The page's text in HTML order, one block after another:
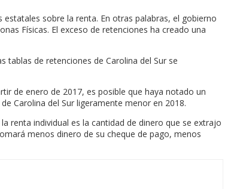
sobre la renta. En otras palabras, el gobierno
Físicas. El exceso de retenciones ha creado una
tablas de retenciones de Carolina del Sur se
de enero de 2017, es posible que haya notado un
Carolina del Sur ligeramente menor en 2018.
renta individual es la cantidad de dinero que se extrajo
menos dinero de su cheque de pago, menos